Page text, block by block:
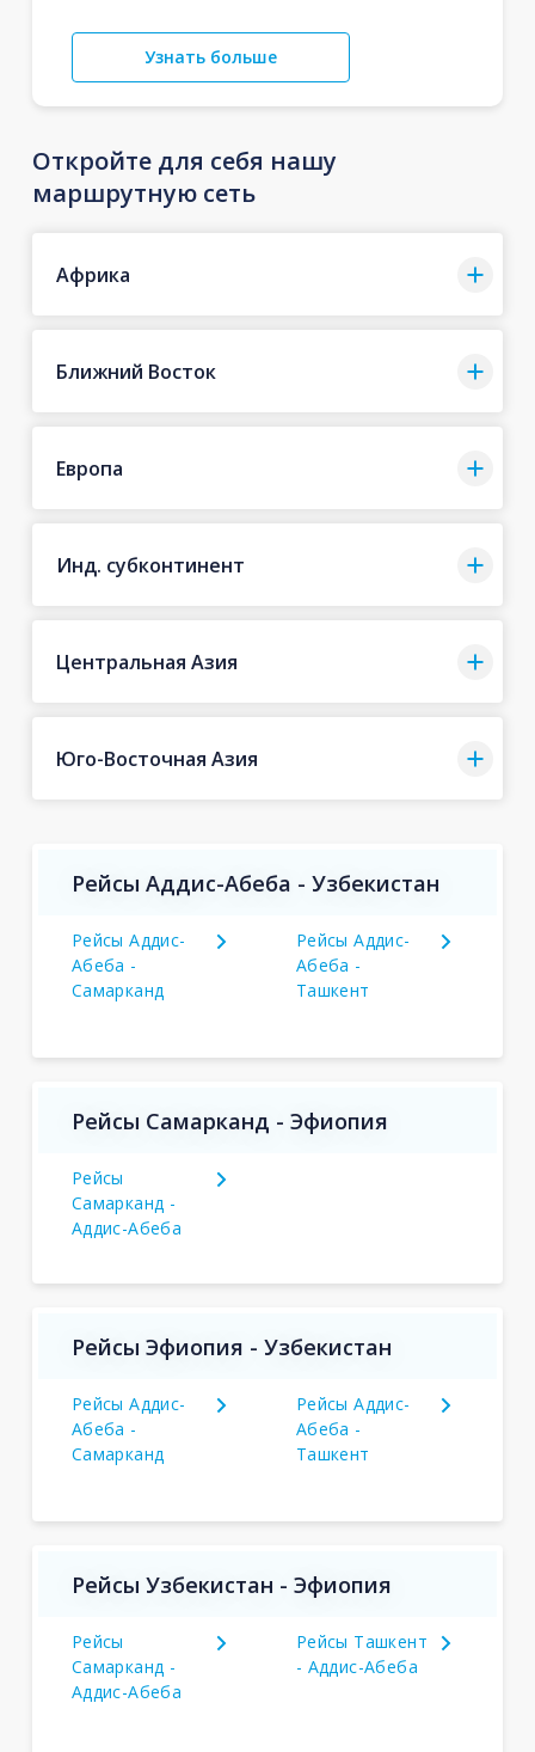
Узнать больше
Откройте для себя нашу
маршрутную сеть
Африка
Ближний Восток
Европа
Инд. субконтинент
Центральная Азия
Юго-Восточная Азия
Рейсы Аддис-Абеба - Узбекистан
Рейсы Аддис-
Абеба -
Самарканд
Рейсы Аддис-
Абеба -
Ташкент
Рейсы Самарканд - Эфиопия
Рейсы
Самарканд -
Аддис-Абеба
Рейсы Эфиопия - Узбекистан
Рейсы Аддис-
Абеба -
Самарканд
Рейсы Аддис-
Абеба -
Ташкент
Рейсы Узбекистан - Эфиопия
Рейсы
Самарканд -
Аддис-Абеба
Рейсы Ташкент
- Аддис-Абеба